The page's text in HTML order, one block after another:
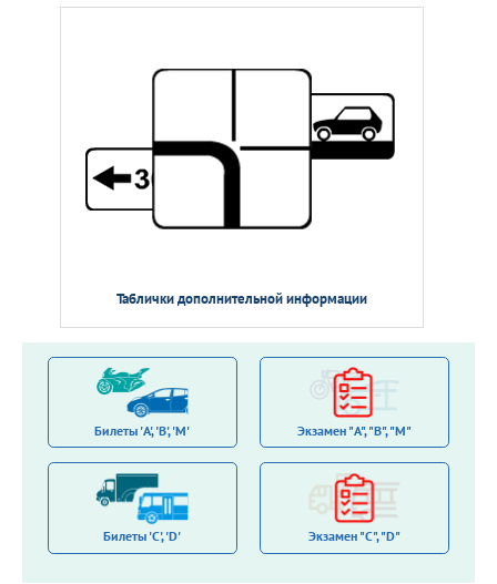
Таблички дополнительной информации
Билеты 'A', 'B', 'M' Экзамен "A", "B", "M"
Билеты 'С', 'D' Экзамен "C", "D"